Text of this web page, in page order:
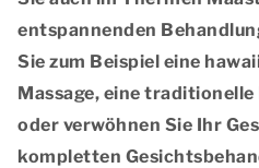
entspannenden
Sie zum Beispiel eine
Massage, eine
oder verwöhnen Sie Ihr
kompletten